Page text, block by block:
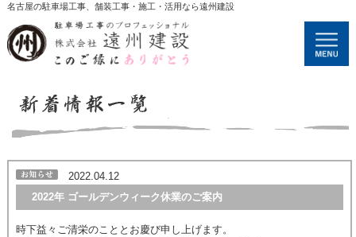
名古屋の駐車場工事、舗装工事・施工・活用なら遠州建設
2022.04.12
2022年 ゴールデンウィーク休業のご案内
時下益々ご清栄のこととお慶び申し上げます。